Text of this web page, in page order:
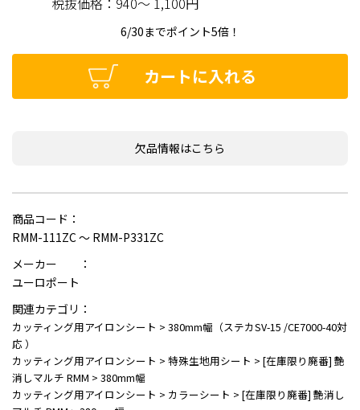
6/30までポイント5倍！
カートに入れる
欠品情報はこちら
商品コード：
RMM-111ZC ～ RMM-P331ZC
メーカー ：
ユーロポート
関連カテゴリ：
カッティング用アイロンシート > 380mm幅（ステカSV-15 /CE7000-40対
応 ）
カッティング用アイロンシート > 特殊生地用シート > [在庫限り廃番] 艶
消しマルチ RMM > 380mm幅
カッティング用アイロンシート > カラーシート > [在庫限り廃番] 艶消し